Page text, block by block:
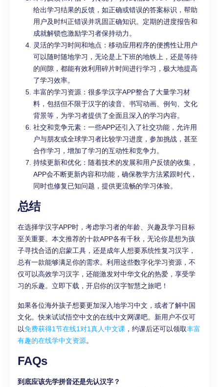
给出学习结果的反馈，如正确或错误的答案标识，帮助
用户及时纠正错误并巩固正确知识。定期的进度报告和
成就解锁也激励学习者保持动力。
灵活的学习时间和地点：移动应用程序的便携性让用户
可以随时随地学习，无论是上下班的地铁上，还是等待
的间隙，都能有效利用碎片时间进行学习，极大地提高
了学习效率。
丰富的学习资源：很多学汉字APP整合了大量学习材
料，包括但不限于汉字的读音、书写动画、例句、文化
背景等，为学习者提供了全面且深入的学习内容。
社交和竞争元素：一些APP还引入了社交功能，允许用
户与朋友或全球学习者比较学习进度，参加挑战，甚至
合作学习，增加了学习的互动性和竞争力。
持续更新和优化：随着技术的发展和用户反馈的收集，
APP会不断更新内容和功能，确保教学方法紧跟时代，
同时也修复已知问题，提供更流畅的学习体验。
总结
在选择学汉字APP时，考虑学习者的年龄、兴趣及学习目标
至关重要。本文推荐的十款APP各有千秋，无论你是想为孩
子寻找合适的启蒙工具，还是成年人想要系统性复习汉字，
总有一款能够满足你的需求。利用这些数字化学习资源，不
仅可以高效学习汉字，还能激发对中华文化的热爱，享受学
习的乐趣。立即下载，开启你的汉字智慧之旅吧！
如果各位海外孩子想要更加深入地学习中文，或者了解中国
文化。快来试试悟空中文的在线中文网课吧。新用户不仅可
以免费获得1节在线1对1真人中文课 ，约课后还可以领取丰富
有趣的在线学中文资源。
FAQs
到底应该先学拼音还是先认汉字？